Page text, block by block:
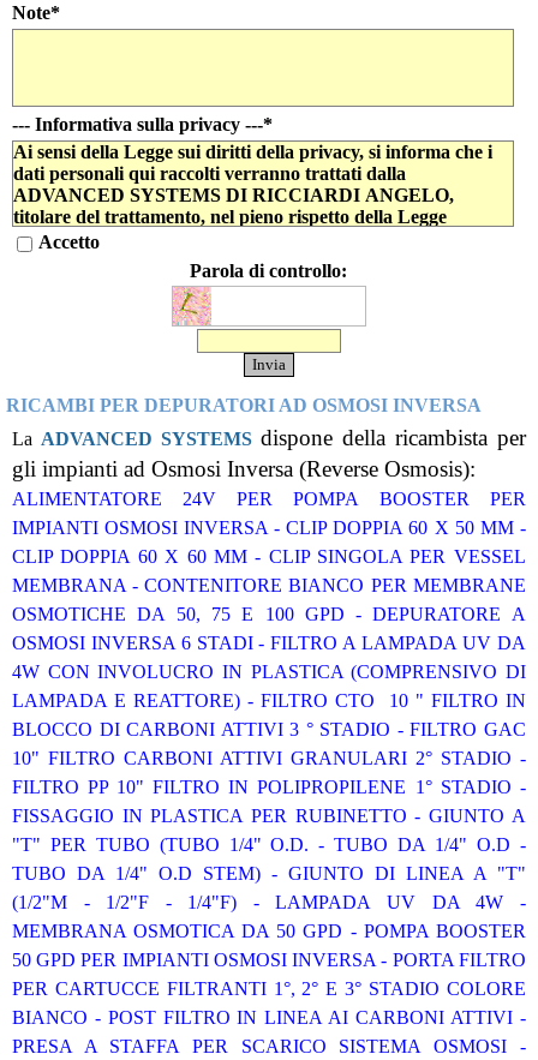
Note*
--- Informativa sulla privacy ---*
Ai sensi della Legge sui diritti della privacy, si informa che i
dati personali qui raccolti verranno trattati dalla
ADVANCED SYSTEMS DI RICCIARDI ANGELO,
titolare del trattamento, nel pieno rispetto della Legge
196/2003 per finalità strettamente connesse e strumentali alla
gestione dei rapporti con l'interessato, nonché per finalità
inerenti l'attività dell'azienda quali: analisi di mercato, analisi
statistiche, promozione e offerta dei prodotti e dei servizi
dell'azienda, informazione e inviti.
Accetto
Parola di controllo:
RICAMBI PER DEPURATORI AD OSMOSI INVERSA
La ADVANCED SYSTEMSdispone della ricambista per
gli impianti ad Osmosi Inversa (Reverse Osmosis):
ALIMENTATORE 24V PER POMPA BOOSTER PER
IMPIANTI OSMOSI INVERSA - CLIP DOPPIA 60 X 50 MM -
CLIP DOPPIA 60 X 60 MM - CLIP SINGOLA PER VESSEL
MEMBRANA - CONTENITORE BIANCO PER MEMBRANE
OSMOTICHE DA 50, 75 E 100 GPD - DEPURATORE A
OSMOSI INVERSA 6 STADI - FILTRO A LAMPADA UV DA
4W CON INVOLUCRO IN PLASTICA (COMPRENSIVO DI
LAMPADA E REATTORE) - FILTRO CTO 10 " FILTRO IN
BLOCCO DI CARBONI ATTIVI 3 ° STADIO - FILTRO GAC
10" FILTRO CARBONI ATTIVI GRANULARI 2° STADIO -
FILTRO PP 10" FILTRO IN POLIPROPILENE 1° STADIO -
FISSAGGIO IN PLASTICA PER RUBINETTO - GIUNTO A
"T" PER TUBO (TUBO 1/4" O.D. - TUBO DA 1/4" O.D -
TUBO DA 1/4" O.D STEM) - GIUNTO DI LINEA A "T"
(1/2"M - 1/2"F - 1/4"F) - LAMPADA UV DA 4W -
MEMBRANA OSMOTICA DA 50 GPD - POMPA BOOSTER
50 GPD PER IMPIANTI OSMOSI INVERSA - PORTA FILTRO
PER CARTUCCE FILTRANTI 1°, 2° E 3° STADIO COLORE
BIANCO - POST FILTRO IN LINEA AI CARBONI ATTIVI -
PRESA A STAFFA PER SCARICO SISTEMA OSMOSI -